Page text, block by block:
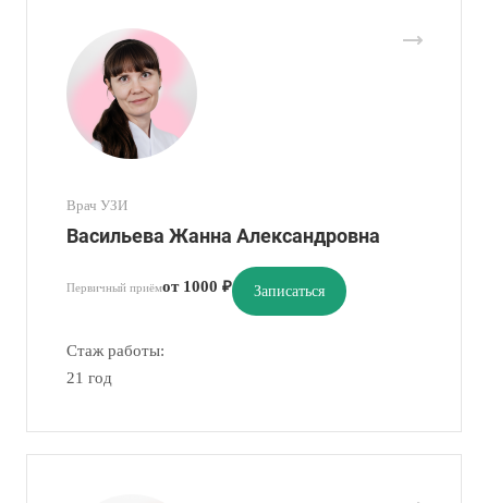
Врач УЗИ
Васильева Жанна Александровна
Первичный приёмот 1000 ₽ Записаться
Стаж работы:
21 год